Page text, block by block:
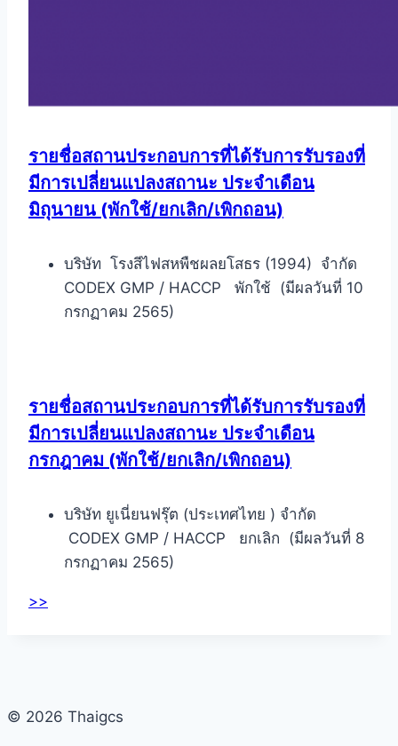
รายชื่อสถานประกอบการที่ได้รับการรับรองที่
มีการเปลี่ยนแปลงสถานะ ประจำเดือน
มิถุนายน (พักใช้/ยกเลิก/เพิกถอน)
บริษัท โรงสีไฟสหพืชผลยโสธร (1994) จำกัด
CODEX GMP / HACCP พักใช้ (มีผลวันที่ 10
กรกฏาคม 2565)
รายชื่อสถานประกอบการที่ได้รับการรับรองที่
มีการเปลี่ยนแปลงสถานะ ประจำเดือน
กรกฎาคม (พักใช้/ยกเลิก/เพิกถอน)
บริษัท ยูเนี่ยนฟรุ๊ต (ประเทศไทย ) จำกัด
CODEX GMP / HACCP ยกเลิก (มีผลวันที่ 8
กรกฏาคม 2565)
>>
© 2026 Thaigcs